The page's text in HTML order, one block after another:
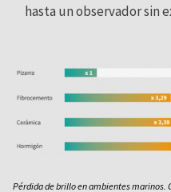
hasta un observador sin
Pérdida de brillo en ambientes marinos.